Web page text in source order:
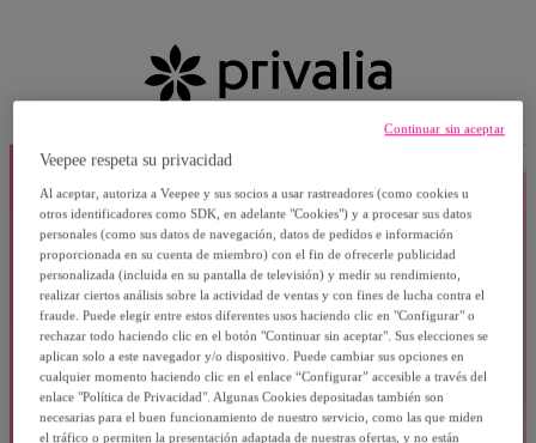
Veepee respeta su privacidad
Al aceptar, autoriza a Veepee y sus socios a usar rastreadores (como cookies u
otros identificadores como SDK, en adelante "Cookies") y a procesar sus datos
personales (como sus datos de navegación, datos de pedidos e información
proporcionada en su cuenta de miembro) con el fin de ofrecerle publicidad
personalizada (incluida en su pantalla de televisión) y medir su rendimiento,
realizar ciertos análisis sobre la actividad de ventas y con fines de lucha contra el
fraude. Puede elegir entre estos diferentes usos haciendo clic en "Configurar" o
rechazar todo haciendo clic en el botón "Continuar sin aceptar". Sus elecciones se
aplican solo a este navegador y/o dispositivo. Puede cambiar sus opciones en
cualquier momento haciendo clic en el enlace “Configurar” accesible a través del
enlace "Política de Privacidad". Algunas Cookies depositadas también son
necesarias para el buen funcionamiento de nuestro servicio, como las que miden
el tráfico o permiten la presentación adaptada de nuestras ofertas, y no están
Continuar sin aceptar